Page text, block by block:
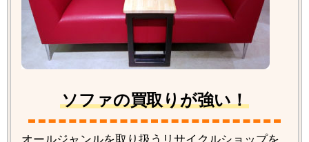
ソファの買取りが強い！
オールジャンルを取り扱うリサイクルショップを